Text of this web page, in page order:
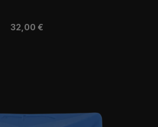
Regulärer Preis:
32,00 €